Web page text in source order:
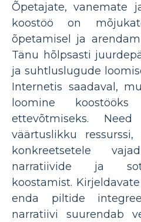
Õpetajate, vanemate
koostöö on
õpetamisel ja
Tänu hõlpsasti
ja suhtluslugude
Internetis saadaval,
loomine
ettevõtmiseks.
väärtuslikku
konkreetsetele
narratiivide ja
koostamist.
enda piltide
narratiivi suurendab